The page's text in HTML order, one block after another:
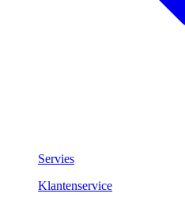
Servies
Klantenservice